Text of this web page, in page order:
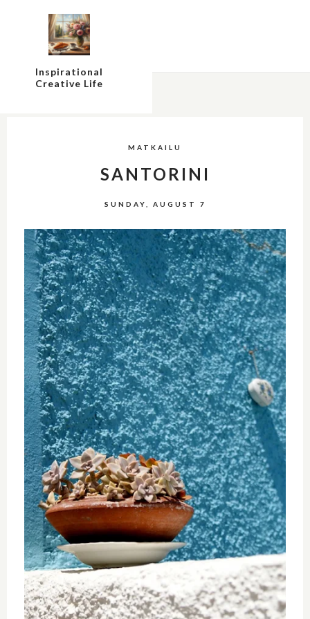
Inspirational
Creative Life
MATKAILU
SANTORINI
SUNDAY, AUGUST 7